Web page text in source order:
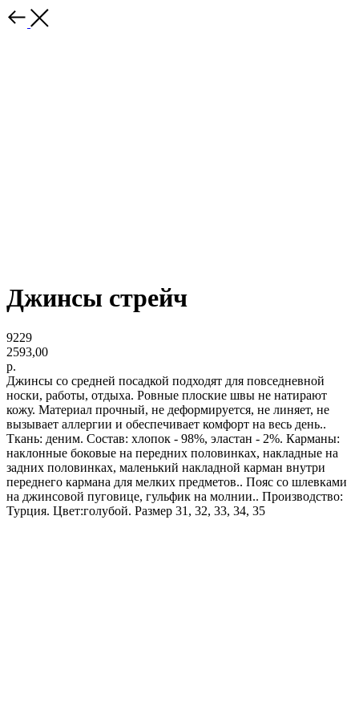
Джинсы стрейч
9229
2593,00
р.
Джинсы со средней посадкой подходят для повседневной
носки, работы, отдыха. Ровные плоские швы не натирают
кожу. Материал прочный, не деформируется, не линяет, не
вызывает аллергии и обеспечивает комфорт на весь день..
Ткань: деним. Состав: хлопок - 98%, эластан - 2%. Карманы:
наклонные боковые на передних половинках, накладные на
задних половинках, маленький накладной карман внутри
переднего кармана для мелких предметов.. Пояс со шлевками
на джинсовой пуговице, гульфик на молнии.. Производство:
Турция. Цвет:голубой. Размер 31, 32, 33, 34, 35